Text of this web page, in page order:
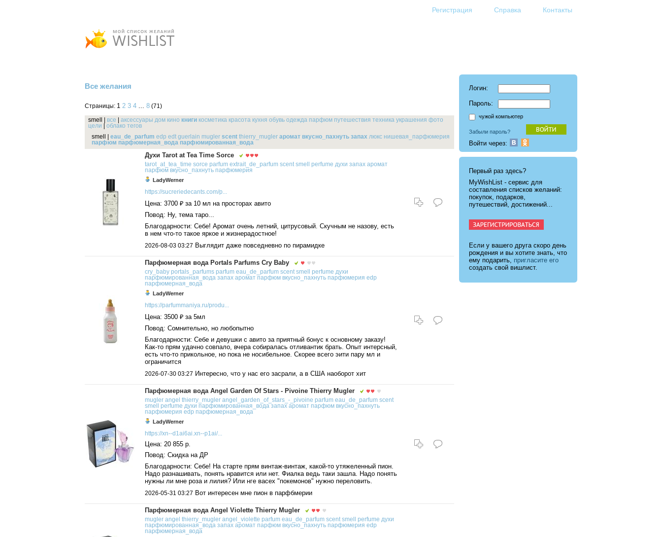
Регистрация Справка Контакты
Все желания
Страницы: 1 2 3 4 ... 8 (71)
smell все аксессуары дом кино книги косметика красота кухня обувь одежда парфюм путешествия техника украшения фото
цели
облако тегов
smell
eau_de_parfum edp edt guerlain mugler scent thierry_mugler аромат вкусно_пахнуть запах люкс нишевая_парфюмерия
парфюм парфюмерная_вода парфюмированная_вода
Духи Tarot at Tea Time Sorce
tarot_at_tea_time sorce parfum extrait_de_parfum scent smell perfume духи запах аромат
парфюм вкусно_пахнуть парфюмерия
LadyWerner
https://sucreriedecants.com/p...
Цена: 3700 ₽ за 10 мл на просторах авито
Повод: Ну, тема таро...
Благодарности: Себе! Аромат очень летний, цитрусовый. Скучным не назову, есть
в нем что-то такое яркое и жизнерадостное!
2026-08-03 03:27 Выглядит даже повседневно по пирамидке
Парфюмерная вода Portals Parfums Cry Baby
cry_baby portals_parfums parfum eau_de_parfum scent smell perfume духи
парфюмированная_вода запах аромат парфюм вкусно_пахнуть парфюмерия edp
парфюмерная_вода
LadyWerner
https://parfummaniya.ru/produ...
Цена: 3500 ₽ за 5мл
Повод: Сомнительно, но любопытно
Благодарности: Себе и девушки с авито за приятный бонус к основному заказу!
Как-то прям удачно совпало, вчера собиралась отливантик брать. Опыт интерсный,
есть что-то прикольное, но пока не носибельное. Скорее всего эити пару мл и
ограничится
2026-07-30 03:27 Интересно, что у нас его засрали, а в США наоборот хит
Парфюмерная вода Angel Garden Of Stars - Pivoine Thierry Mugler
mugler angel thierry_mugler angel_garden_of_stars_-_pivoine parfum eau_de_parfum scent
smell
perfume духи парфюмированная_вода запах аромат парфюм вкусно_пахнуть
парфюмерия edp парфюмерная_вода
LadyWerner
https://xn--d1ai6ai.xn--p1ai/...
Цена: 20 855 р.
Повод: Скидка на ДР
Благодарности: Себе! На старте прям винтаж-винтаж, какой-то утяжеленный пион.
Надо разнашивать, понять нравится или нет. Фиалка ведь таки зашла. Надо понять
нужны ли мне роза и лилия? Или нге васех "покемонов" нужно переловить.
2026-05-31 03:27 Вот интересен мне пион в парфбмерии
Парфюмерная вода Angel Violette Thierry Mugler
mugler angel thierry_mugler angel_violette parfum eau_de_parfum scent smell perfume духи
парфюмированная_вода запах аромат парфюм вкусно_пахнуть парфюмерия edp
парфюмерная_вода
Логин:
Пароль:
чужой компьютер
Забыли пароль?
Войти через:
Первый раз здесь?
MyWishList - cервис для
составления списков желаний:
покупок, подарков,
путешествий, достижений...
Если у вашего друга скоро день
рождения и вы хотите знать, что
ему подарить, пригласите его
создать свой вишлист.